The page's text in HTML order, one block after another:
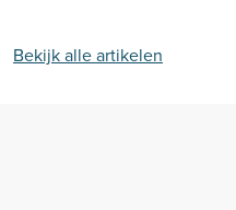
Bekijk alle artikelen